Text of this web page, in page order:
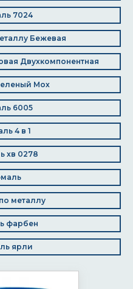
7024
Бежевая
Двухкомпонентная
Мох
6005
4 в 1
хв 0278
металлу
фарбен
ярли